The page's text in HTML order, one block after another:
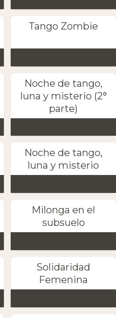
Tango Zombie
Noche de tango,
luna y misterio (2°
parte)
Noche de tango,
luna y misterio
Milonga en el
subsuelo
Solidaridad
Femenina